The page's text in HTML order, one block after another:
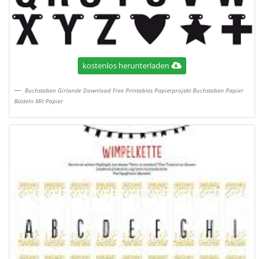
kostenlos herunterladen
Buchstaben Girlande Download Free Printables Papierprojekt Buchstaben Papier
Basteln Mit Papier